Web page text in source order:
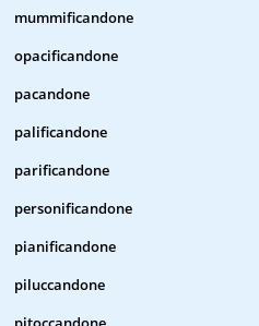
mummificandone
opacificandone
pacandone
palificandone
parificandone
personificandone
pianificandone
piluccandone